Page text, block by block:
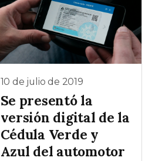
10 de julio de 2019
Se presentó la
versión digital de la
Cédula Verde y
Azul del automotor